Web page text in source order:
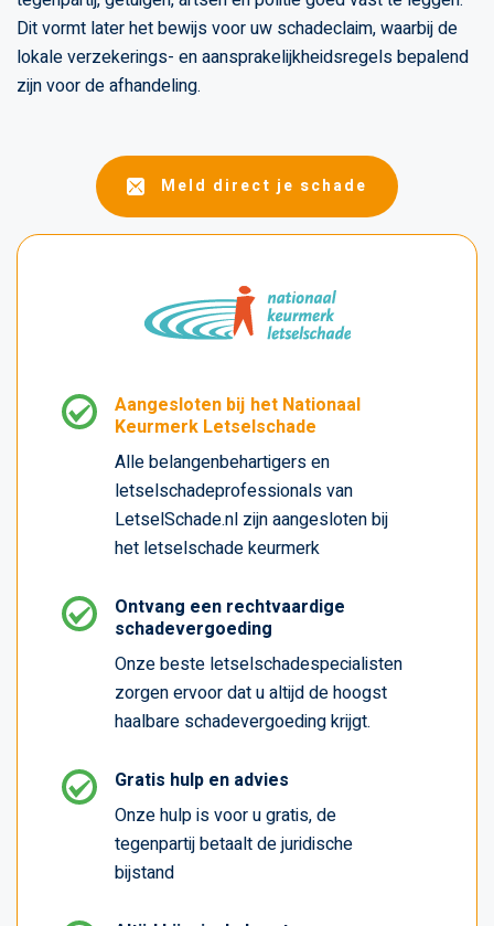
Dit vormt later het bewijs voor uw schadeclaim, waarbij de
lokale verzekerings- en aansprakelijkheidsregels bepalend
zijn voor de afhandeling.
Meld direct je schade
Aangesloten bij het Nationaal
Keurmerk Letselschade
Alle belangenbehartigers en
letselschadeprofessionals van
LetselSchade.nl zijn aangesloten bij
het letselschade keurmerk
Ontvang een rechtvaardige
schadevergoeding
Onze beste letselschadespecialisten
zorgen ervoor dat u altijd de hoogst
haalbare schadevergoeding krijgt.
Gratis hulp en advies
Onze hulp is voor u gratis, de
tegenpartij betaalt de juridische
bijstand